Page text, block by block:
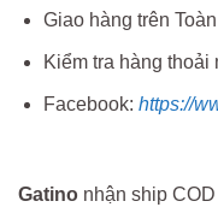
Giao hàng trên
Kiểm tra hàng
Facebook: https://
Gatino nhận ship